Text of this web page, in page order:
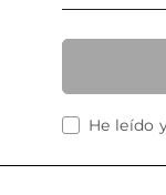
He leído